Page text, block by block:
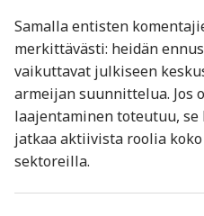
Samalla entisten
merkittävästi: heidän
vaikuttavat julkiseen
armeijan suunnittelua. Jos
laajentaminen toteutuu,
jatkaa aktiivista roolia
sektoreilla.